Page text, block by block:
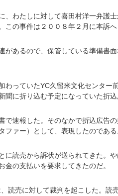
、わたしに対して喜田村洋一弁護
この事件は２００８年２月に本訴へ
あるので、保管している準備書
わっていたYC久留米文化センタ
聞に折り込む予定になっていた折込
で速報した。そのなかで折込広告
ファー）として、表現したのである
に読売から訴状が送られてきた。
の支払いを要求してきたのだ。
読売に対して裁判を起こした。